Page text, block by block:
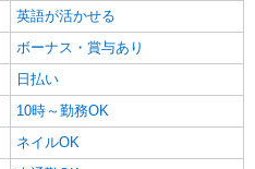
給 ★交通費別途支給（規定あり）
゜+゜・。○。・゜+゜ 入社祝い金
と, インセン
有) ゜・。○。・゜+゜・。
市のsoftbankショップ
英語が活かせる
ボーナス・賞与あり
日払い
10時～勤務OK
ネイルOK